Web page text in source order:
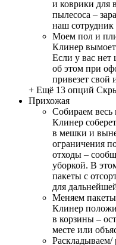
и коврики для
пылесоса –
наш сотрудник
Моем пол и
Клинер
Если у вас
об этом при
привезет свой
+ Ещё 13 опций
Прихожая
Собираем весь
Клинер
в мешки и
ограничения
отходы –
уборкой. В
пакеты с
для
Меняем
Клинер
в корзины –
месте или
Раскладываем/